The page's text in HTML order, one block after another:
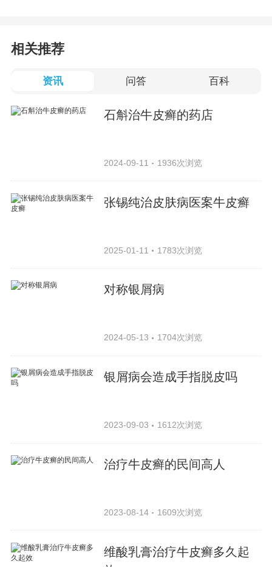
相关推荐
资讯 问答 百科
石斛治牛皮癣的药店
2024-09-11 1936次浏览
张锡纯治皮肤病医案牛皮癣
2025-01-11 1783次浏览
对称银屑病
2024-05-13 1704次浏览
银屑病会造成手指脱皮吗
2023-09-03 1612次浏览
治疗牛皮癣的民间高人
2023-08-14 1609次浏览
维酸乳膏治疗牛皮癣多久起